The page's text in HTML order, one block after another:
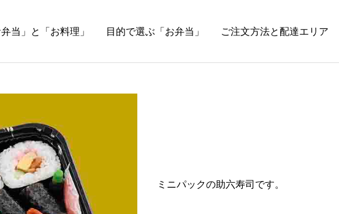
当」と「お料理」 目的で選ぶ「お弁当」 ご注文方法と配達エリア
ミニパックの助六寿司です。